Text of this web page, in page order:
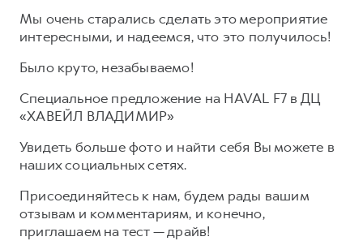
от 3 449 000 ₽
Для малого бизнеса
Корпоративным клиентам
Крупным корпоративным клиентам
Система управления автопарком
Сервис для корпоративных клиентов
HAVAL Лизинг
АКСЕССУАРЫ HAVAL
Автомобильные аксессуары
Мобильное приложение GWM
Программа «HAVAL Защита+»
Руководства по эксплуатации
Подписки
АКСЕССУАРЫ HAVAL
Автомобильные аксессуары
Коллекция CITY
Коллекция Базовая
Мы очень старались сделать это мероприятие
интересными, и надеемся, что это получилось!
Было круто, незабываемо!
Специальное предложение на HAVAL F7 в ДЦ
«ХАВЕЙЛ ВЛАДИМИР»
Увидеть больше фото и найти себя Вы можете в
наших социальных сетях.
Присоединяйтесь к нам, будем рады вашим
отзывам и комментариям, и конечно,
приглашаем на тест — драйв!